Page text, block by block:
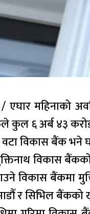
/ एघार महिनाको
कुल ६ अर्ब ४३
विकास बैंक भने
विकास
विकास बैंकमा
र सिभिल बैंकको